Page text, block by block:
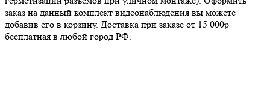
заказ на данный комплект видеонаблюдения вы можете
добавив его в корзину. Доставка при заказе от 15 000р
бесплатная в любой город РФ.